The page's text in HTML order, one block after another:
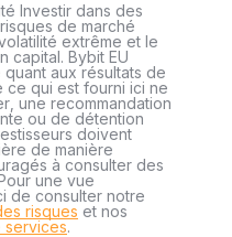
Investir dans des
de marché
extrême et le
capital. Bybit EU
aux résultats de
ce qui est fourni ici ne
une recommandation
ou de détention
doivent
de manière
à consulter des
une vue
de consulter notre
risques et nos
services.